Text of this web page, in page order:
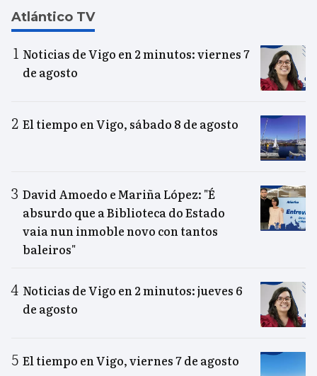
Atlántico TV
Noticias de Vigo en 2 minutos: viernes 7
de agosto
El tiempo en Vigo, sábado 8 de agosto
David Amoedo e Mariña López: "É
absurdo que a Biblioteca do Estado
vaia nun inmoble novo con tantos
baleiros"
Noticias de Vigo en 2 minutos: jueves 6
de agosto
El tiempo en Vigo, viernes 7 de agosto